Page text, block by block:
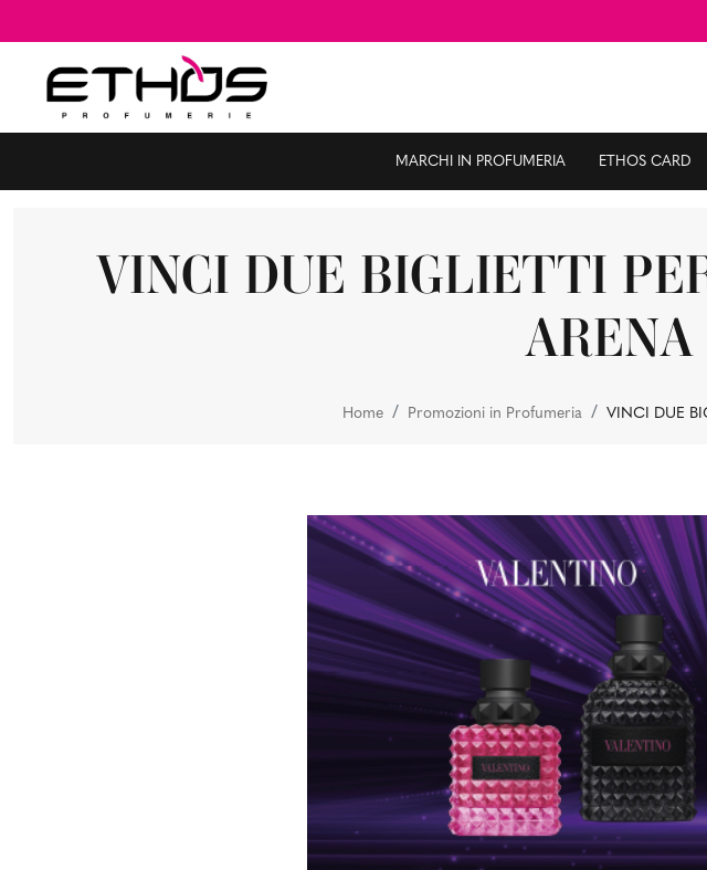
MARCHI IN PROFUMERIA ETHOS CARD
VINCI DUE BIGLIETTI
Home Promozioni in Profumeria VINCI DUE